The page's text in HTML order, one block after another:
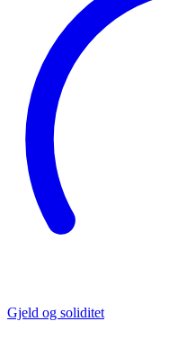
Gjeld og soliditet